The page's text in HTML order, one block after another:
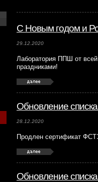
С Новым годом и
29.12.2020
Лаборатория ППШ от
праздниками!
Обновление
28.12.2020
Продлен сертификат
Обновление